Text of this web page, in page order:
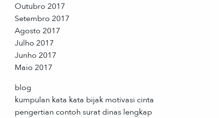
Outubro 2017
Setembro 2017
Agosto 2017
Julho 2017
Junho 2017
Maio 2017
blog
kumpulan kata kata bijak motivasi cinta
pengertian contoh surat dinas lengkap